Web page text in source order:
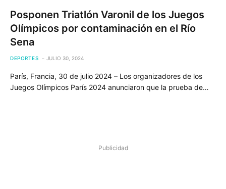
Posponen Triatlón Varonil de los Juegos
Olímpicos por contaminación en el Río
Sena
DEPORTES JULIO 30, 2024
París, Francia, 30 de julio 2024 – Los organizadores de los
Juegos Olímpicos París 2024 anunciaron que la prueba de…
Publicidad